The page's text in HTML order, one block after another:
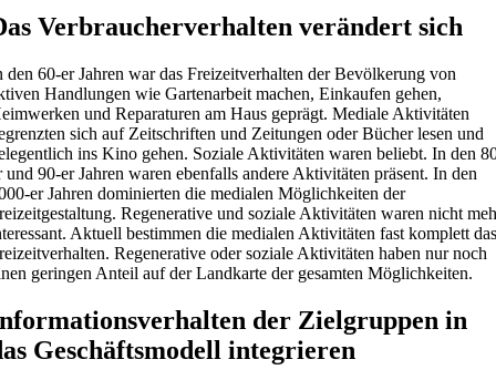
Verbraucher­verhalten verändert sich
den 60-er Jahren war das Freizeitverhalten der Bevölkerung von
Handlungen wie Gartenarbeit machen, Einkaufen gehen,
und Reparaturen am Haus geprägt. Mediale Aktivitäten
sich auf Zeitschriften und Zeitungen oder Bücher lesen und
ins Kino gehen. Soziale Aktivitäten waren beliebt. In den
und 90-er Jahren waren ebenfalls andere Aktivitäten präsent. In den
er Jahren dominierten die medialen Möglichkeiten der
Regenerative und soziale Aktivitäten waren nicht
Aktuell bestimmen die medialen Aktivitäten fast komplett
Regenerative oder soziale Aktivitäten haben nur noch
geringen Anteil auf der Landkarte der gesamten Möglichkeiten.
der Zielgruppen in
Geschäftsmodell integrieren